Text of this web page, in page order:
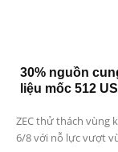
30% nguồn
liệu mốc 512
ZEC thử thách vùng
6/8 với nỗ lực vượt